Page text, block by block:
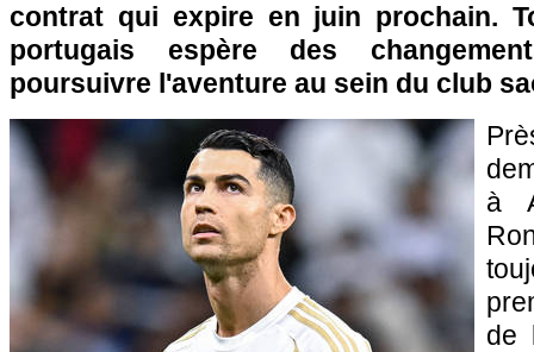
contrat qui expire en juin prochain.
portugais espère des
poursuivre l'aventure au sein du club
à
de